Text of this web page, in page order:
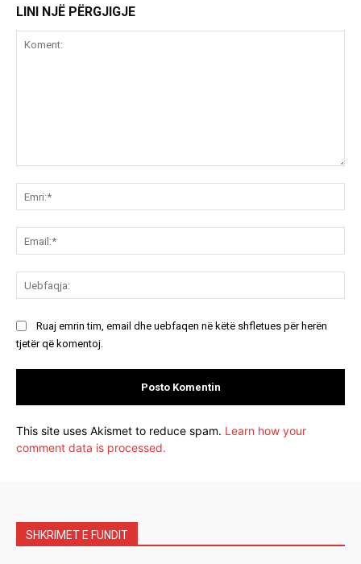
LINI NJË PËRGJIGJE
Ruaj emrin tim, email dhe uebfaqen në këtë shfletues për herën
tjetër që komentoj.
This site uses Akismet to reduce spam. Learn how your
comment data is processed.
SHKRIMET E FUNDIT